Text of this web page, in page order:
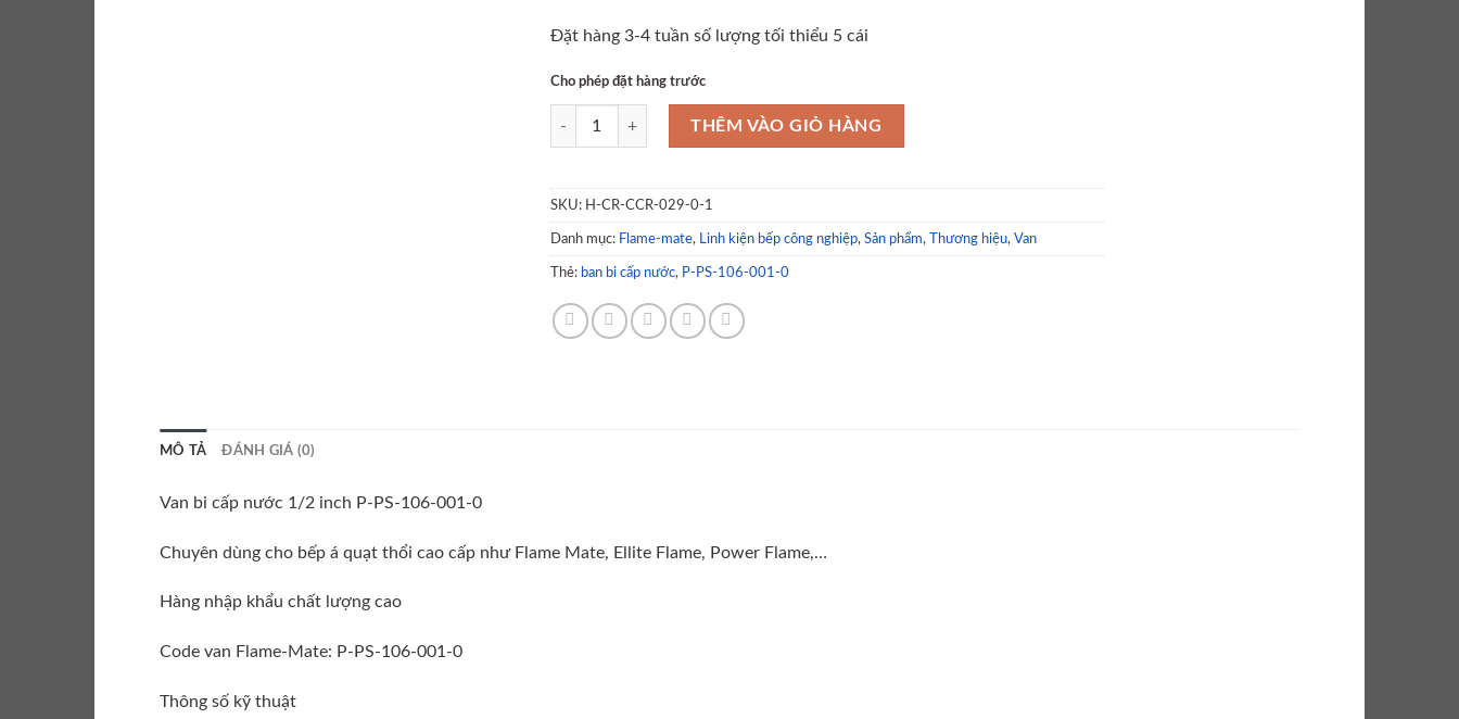
Đặt hàng 3-4 tuần số lượng tối thiểu 5 cái
Cho phép đặt hàng trước
Van bi cấp nước 1/2 inch P-PS-106-001-0 số lượng
THÊM VÀO GIỎ HÀNG
SKU: H-CR-CCR-029-0-1
Danh mục: Flame-mate, Linh kiện bếp công nghiệp, Sản phẩm, Thương hiệu, Van
Thẻ: ban bi cấp nước, P-PS-106-001-0
MÔ TẢ ĐÁNH GIÁ (0)
Van bi cấp nước 1/2 inch P-PS-106-001-0
Chuyên dùng cho bếp á quạt thổi cao cấp như Flame Mate, Ellite Flame, Power Flame,…
Hàng nhập khẩu chất lượng cao
Code van Flame-Mate: P-PS-106-001-0
Thông số kỹ thuật